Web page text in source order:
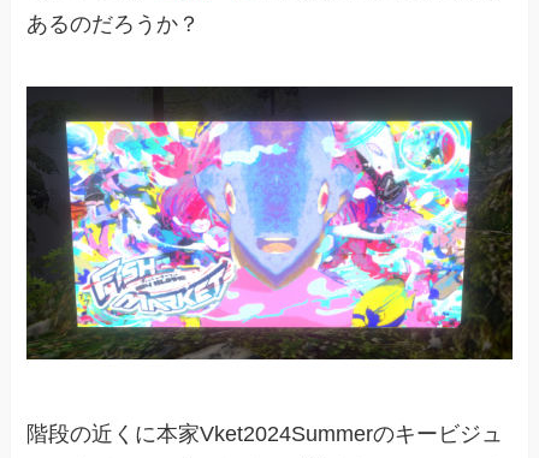
あるのだろうか？
階段の近くに本家Vket2024Summerのキービジュ